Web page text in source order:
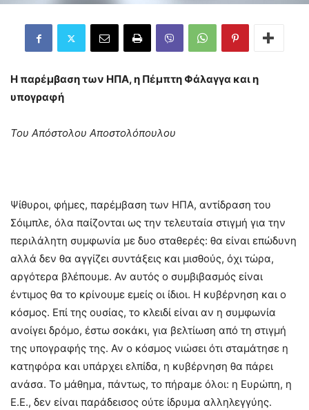
Η παρέμβαση των ΗΠΑ, η Πέμπτη Φάλαγγα και η
υπογραφή
Του Απόστολου Αποστολόπουλου
Ψίθυροι, φήμες, παρέμβαση των ΗΠΑ, αντίδραση του
Σόιμπλε, όλα παίζονται ως την τελευταία στιγμή για την
περιλάλητη συμφωνία με δυο σταθερές: θα είναι επώδυνη
αλλά δεν θα αγγίζει συντάξεις και μισθούς, όχι τώρα,
αργότερα βλέπουμε. Αν αυτός ο συμβιβασμός είναι
έντιμος θα το κρίνουμε εμείς οι ίδιοι. Η κυβέρνηση και ο
κόσμος. Επί της ουσίας, το κλειδί είναι αν η συμφωνία
ανοίγει δρόμο, έστω σοκάκι, για βελτίωση από τη στιγμή
της υπογραφής της. Αν ο κόσμος νιώσει ότι σταμάτησε η
κατηφόρα και υπάρχει ελπίδα, η κυβέρνηση θα πάρει
ανάσα. Το μάθημα, πάντως, το πήραμε όλοι: η Ευρώπη, η
Ε.Ε., δεν είναι παράδεισος ούτε ίδρυμα αλληλεγγύης.